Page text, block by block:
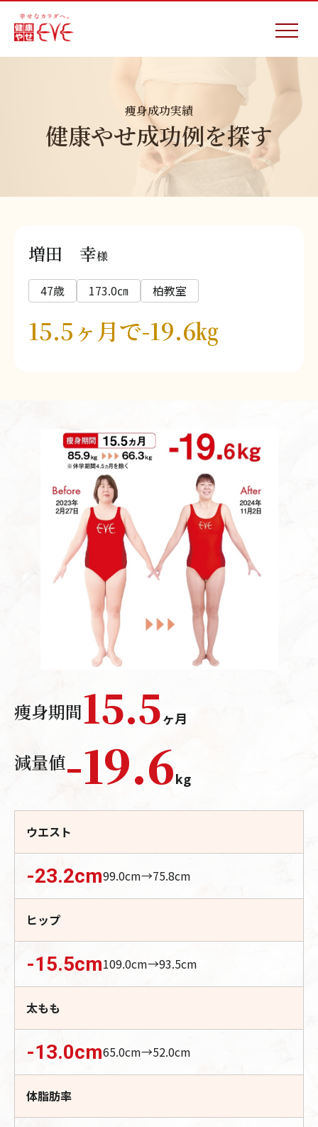
痩身成功実績
健康やせ成功例を探す
増田 幸様
47歳 173.0㎝ 柏教室
15.5ヶ月で-19.6㎏
痩身期間15.5ヶ月
減量値-19.6kg
ウエスト
-23.2cm99.0cm→75.8cm
ヒップ
-15.5cm109.0cm→93.5cm
太もも
-13.0cm65.0cm→52.0cm
体脂肪率